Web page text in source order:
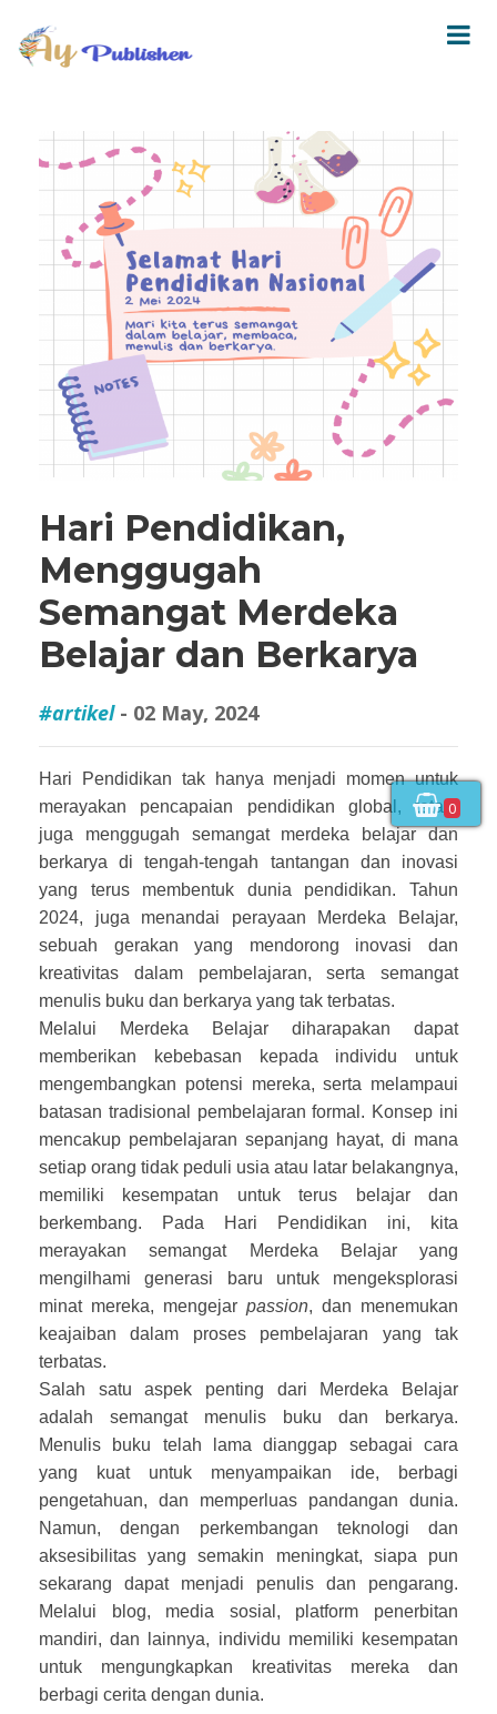
0
Hari Pendidikan,
Menggugah
Semangat Merdeka
Belajar dan Berkarya
#artikel- 02 May, 2024
Hari Pendidikan tak hanya menjadi momen untuk
merayakan pencapaian pendidikan global, tetapi
juga menggugah semangat merdeka belajar dan
berkarya di tengah-tengah tantangan dan inovasi
yang terus membentuk dunia pendidikan. Tahun
2024, juga menandai perayaan Merdeka Belajar,
sebuah gerakan yang mendorong inovasi dan
kreativitas dalam pembelajaran, serta semangat
menulis buku dan berkarya yang tak terbatas.
Melalui Merdeka Belajar diharapakan dapat
memberikan kebebasan kepada individu untuk
mengembangkan potensi mereka, serta melampaui
batasan tradisional pembelajaran formal. Konsep ini
mencakup pembelajaran sepanjang hayat, di mana
setiap orang tidak peduli usia atau latar belakangnya,
memiliki kesempatan untuk terus belajar dan
berkembang. Pada Hari Pendidikan ini, kita
merayakan semangat Merdeka Belajar yang
mengilhami generasi baru untuk mengeksplorasi
minat mereka, mengejar passion, dan menemukan
keajaiban dalam proses pembelajaran yang tak
terbatas.
Salah satu aspek penting dari Merdeka Belajar
adalah semangat menulis buku dan berkarya.
Menulis buku telah lama dianggap sebagai cara
yang kuat untuk menyampaikan ide, berbagi
pengetahuan, dan memperluas pandangan dunia.
Namun, dengan perkembangan teknologi dan
aksesibilitas yang semakin meningkat, siapa pun
sekarang dapat menjadi penulis dan pengarang.
Melalui blog, media sosial, platform penerbitan
mandiri, dan lainnya, individu memiliki kesempatan
untuk mengungkapkan kreativitas mereka dan
berbagi cerita dengan dunia.